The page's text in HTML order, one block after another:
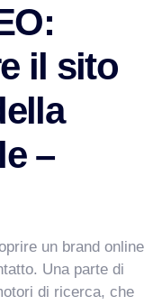
il sito
–
un brand online
Una parte di
di ricerca, che